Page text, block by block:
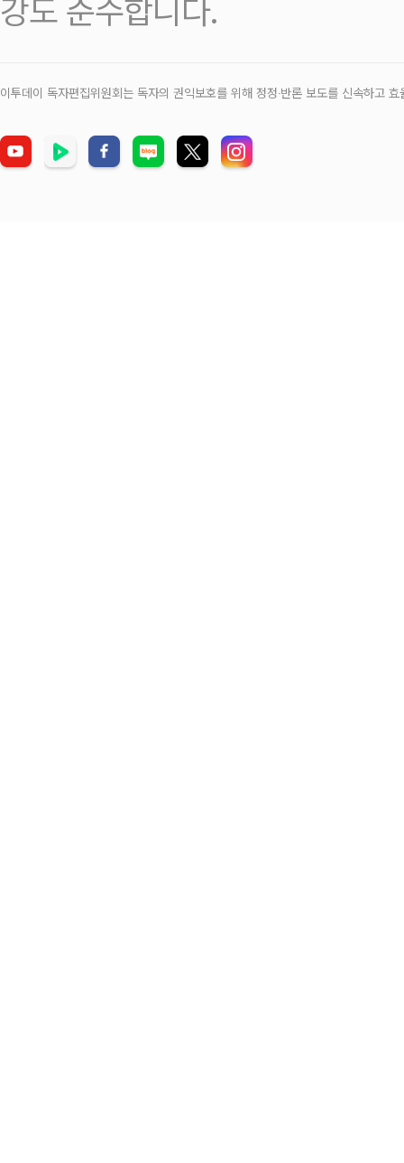
강도 준수합니다.
이투데이 독자편집위원회는 독자의 권익보호를 위해 정정‧반론 보도를 신속하고